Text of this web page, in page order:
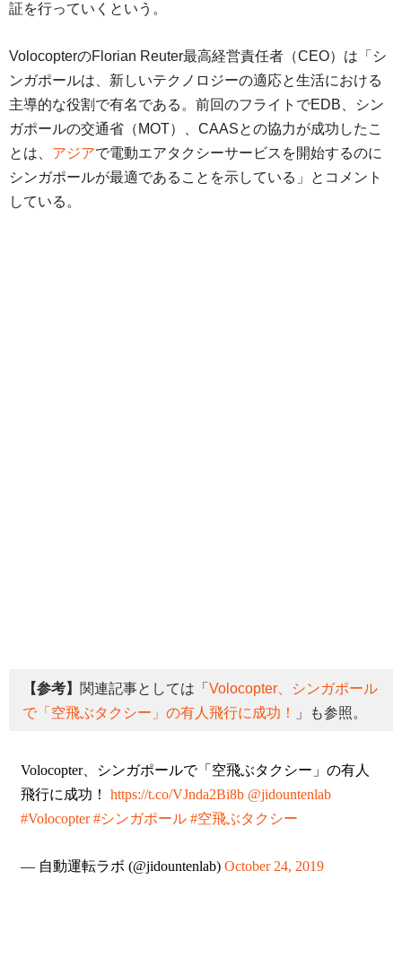
証を行っていくという。
VolocopterのFlorian Reuter最高経営責任者（CEO）は「シ
ンガポールは、新しいテクノロジーの適応と生活における
主導的な役割で有名である。前回のフライトでEDB、シン
ガポールの交通省（MOT）、CAASとの協力が成功したこ
とは、 アジアで電動エアタクシーサービスを開始するのに
シンガポールが最適であることを示している」とコメント
している。
【参考】 関連記事としては「 Volocopter、シンガポール
で「空飛ぶタクシー」の有人飛行に成功！
」も参照。
Volocopter、シンガポールで「空飛ぶタクシー」の有人
飛行に成功！ https://t.co/VJnda2Bi8b @jidountenlab
#Volocopter #シンガポール #空飛ぶタクシー
— 自動運転ラボ (@jidountenlab) October 24, 2019